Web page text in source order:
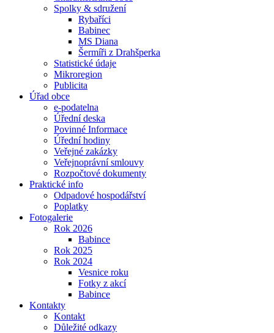
Spolky & sdružení
Rybaříci
Babinec
MS Diana
Šermíři z Drahšperka
Statistické údaje
Mikroregion
Publicita
Úřad obce
e-podatelna
Úřední deska
Povinné Informace
Úřední hodiny
Veřejné zakázky
Veřejnoprávní smlouvy
Rozpočtové dokumenty
Praktické info
Odpadové hospodářství
Poplatky
Fotogalerie
Rok 2026
Babince
Rok 2025
Rok 2024
Vesnice roku
Fotky z akcí
Babince
Kontakty
Kontakt
Důležité odkazy